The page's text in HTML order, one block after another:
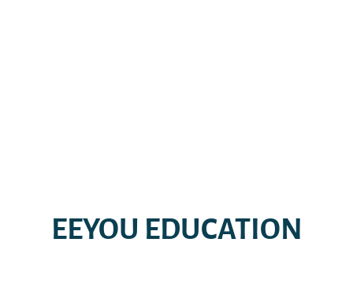
EEYOU EDUCATION